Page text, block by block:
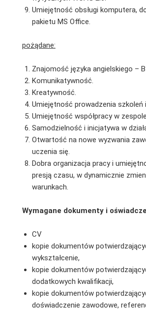
Umiejętność obsługi komputera,
pakietu MS Office.
pożądane:
Znajomość języka angielskiego –
Komunikatywność.
Kreatywność.
Umiejętność prowadzenia szkoleń
Umiejętność współpracy w
Samodzielność i inicjatywa w
Otwartość na nowe wyzwania
uczenia się.
Dobra organizacja pracy i
presją czasu, w dynamicznie
warunkach.
Wymagane dokumenty i
CV
kopie dokumentów
wykształcenie,
kopie dokumentów
dodatkowych kwalifikacji,
kopie dokumentów
doświadczenie zawodowe,